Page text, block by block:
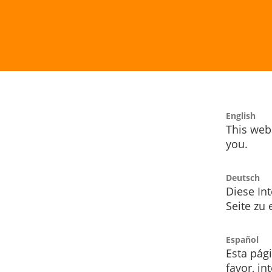
English
This
you.
Deutsch
Diese
Seite zu
Español
Esta
favor,